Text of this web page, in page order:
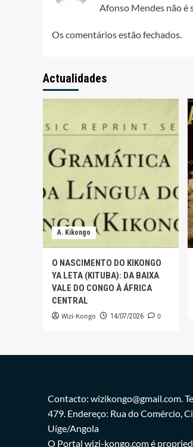
Afonso Mendes não é
Os comentários estão fechados.
Actualidades
A. Kikongo
O NASCIMENTO DO KIKONGO
YA LETA (KITUBA): DA BAIXA
VALE DO CONGO À ÁFRICA
CENTRAL
Wizi-Kongo 14/07/2026 0
Contacto: wizikongo@gmail.com.
479. Endereço: Rua do Comércio,
Uíge/Angola
O Portal wizi-kongo.com é